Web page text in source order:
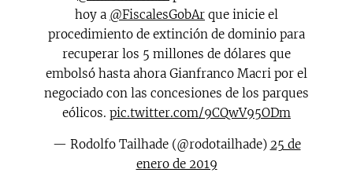
hoy a @FiscalesGobAr que inicie el
procedimiento de extinción de dominio para
recuperar los 5 millones de dólares que
embolsó hasta ahora Gianfranco Macri por el
negociado con las concesiones de los parques
eólicos. pic.twitter.com/9CQwV95ODm
— Rodolfo Tailhade (@rodotailhade) 25 de
enero de 2019